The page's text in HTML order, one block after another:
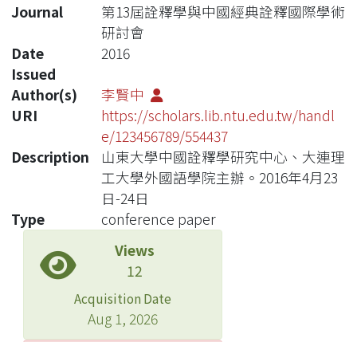
Journal
第13屆詮釋學與中國經典詮釋國際學術
研討會
Date
Issued
2016
Author(s)
李賢中
URI
https://scholars.lib.ntu.edu.tw/handl
e/123456789/554437
Description
山東大學中國詮釋學研究中心、大連理
工大學外國語學院主辦。2016年4月23
日-24日
Type
conference paper
Views
12
Acquisition Date
Aug 1, 2026